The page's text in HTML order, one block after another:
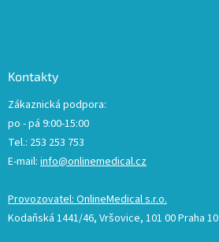
Kontakty
Zákaznická podpora:
po - pá 9:00-15:00
Tel.: 253 253 753
E-mail: info@onlinemedical.cz
Provozovatel: OnlineMedical s.r.o.
Kodaňská 1441/46, Vršovice, 101 00 Praha 10